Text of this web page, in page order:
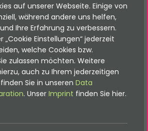
Fragen
ich mich für TYPO3
auf unserer Webseite. Einige von
während andere uns helfen,
Ihre Erfahrung zu verbessern.
„Cookie Einstellungen“ jederzeit
welche Cookies bzw.
zulassen möchten. Weitere
auch zu Ihrem jederzeitigen
Sie in unseren Data
. Unser Imprint finden Sie hier.